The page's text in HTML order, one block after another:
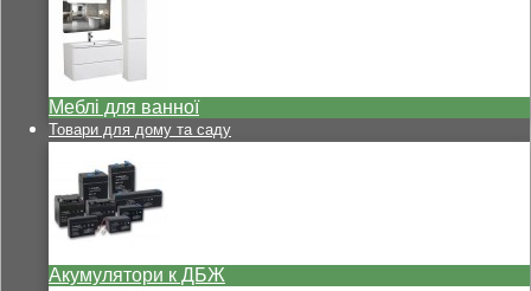
Меблі для ванної
Товари для дому та саду
Акумулятори к ДБЖ